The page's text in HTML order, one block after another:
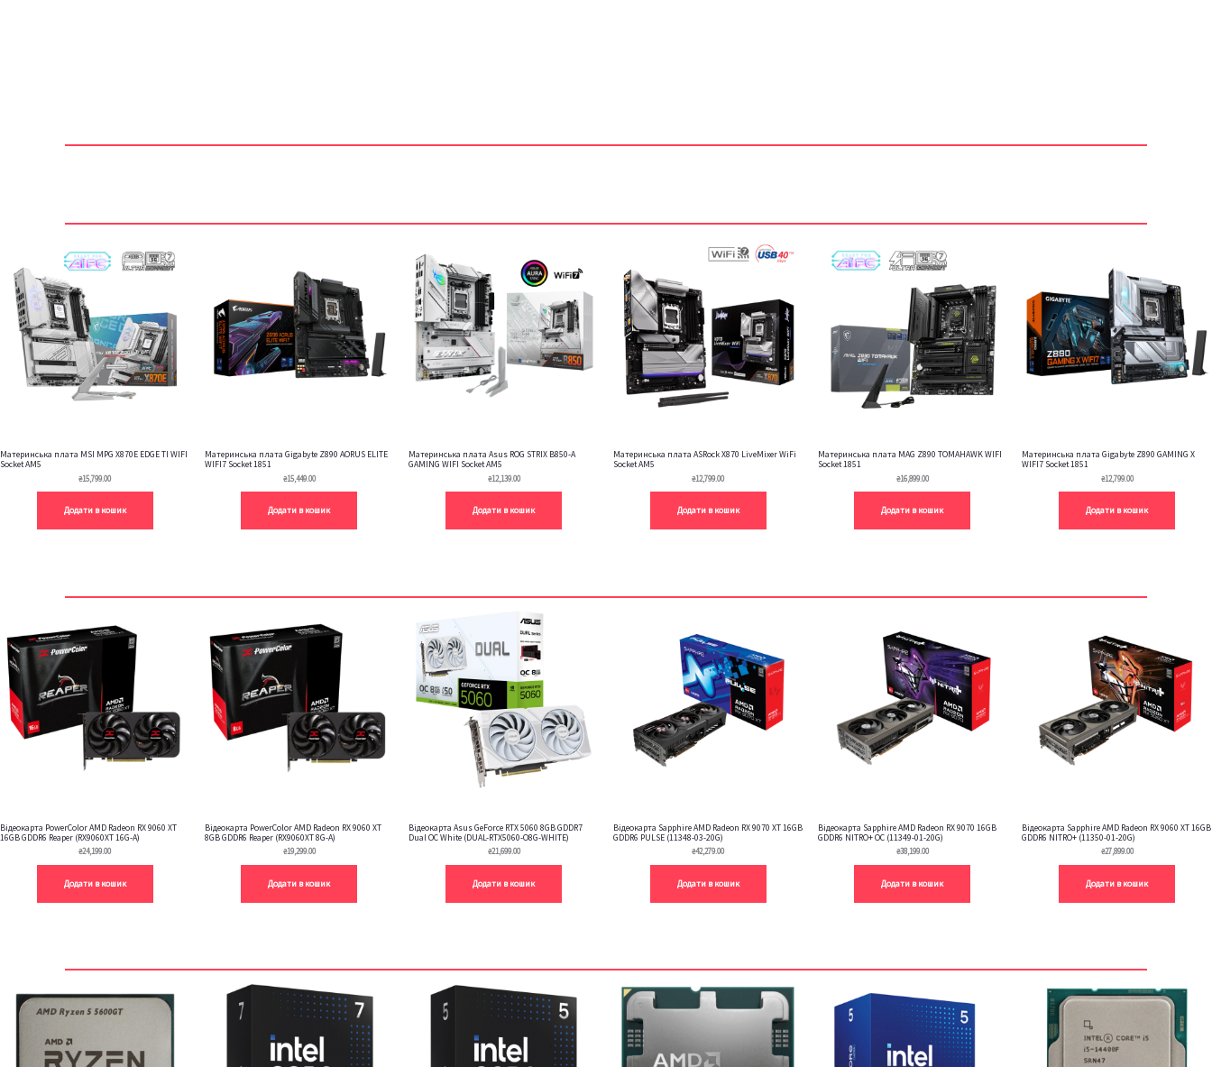
Материнська плата MSI MPG X870E EDGE TI WIFI
Socket AM5
₴15,799.00
Додати в кошик
Материнська плата Gigabyte Z890 AORUS ELITE
WIFI7 Socket 1851
₴15,449.00
Додати в кошик
Материнська плата Asus ROG STRIX B850-A
GAMING WIFI Socket AM5
₴12,139.00
Додати в кошик
Материнська плата ASRock X870 LiveMixer WiFi
Socket AM5
₴12,799.00
Додати в кошик
Материнська плата MAG Z890 TOMAHAWK WIFI
Socket 1851
₴16,899.00
Додати в кошик
Материнська плата Gigabyte Z890 GAMING X
WIFI7 Socket 1851
₴12,799.00
Додати в кошик
Відеокарта PowerColor AMD Radeon RX 9060 XT
16GB GDDR6 Reaper (RX9060XT 16G-A)
₴24,199.00
Додати в кошик
Відеокарта PowerColor AMD Radeon RX 9060 XT
8GB GDDR6 Reaper (RX9060XT 8G-A)
₴19,299.00
Додати в кошик
Відеокарта Asus GeForce RTX 5060 8GB GDDR7
Dual OC White (DUAL-RTX5060-O8G-WHITE)
₴21,699.00
Додати в кошик
Відеокарта Sapphire AMD Radeon RX 9070 XT 16GB
GDDR6 PULSE (11348-03-20G)
₴42,279.00
Додати в кошик
Відеокарта Sapphire AMD Radeon RX 9070 16GB
GDDR6 NITRO+ OC (11349-01-20G)
₴38,199.00
Додати в кошик
Відеокарта Sapphire AMD Radeon RX 9060 XT 16GB
GDDR6 NITRO+ (11350-01-20G)
₴27,899.00
Додати в кошик